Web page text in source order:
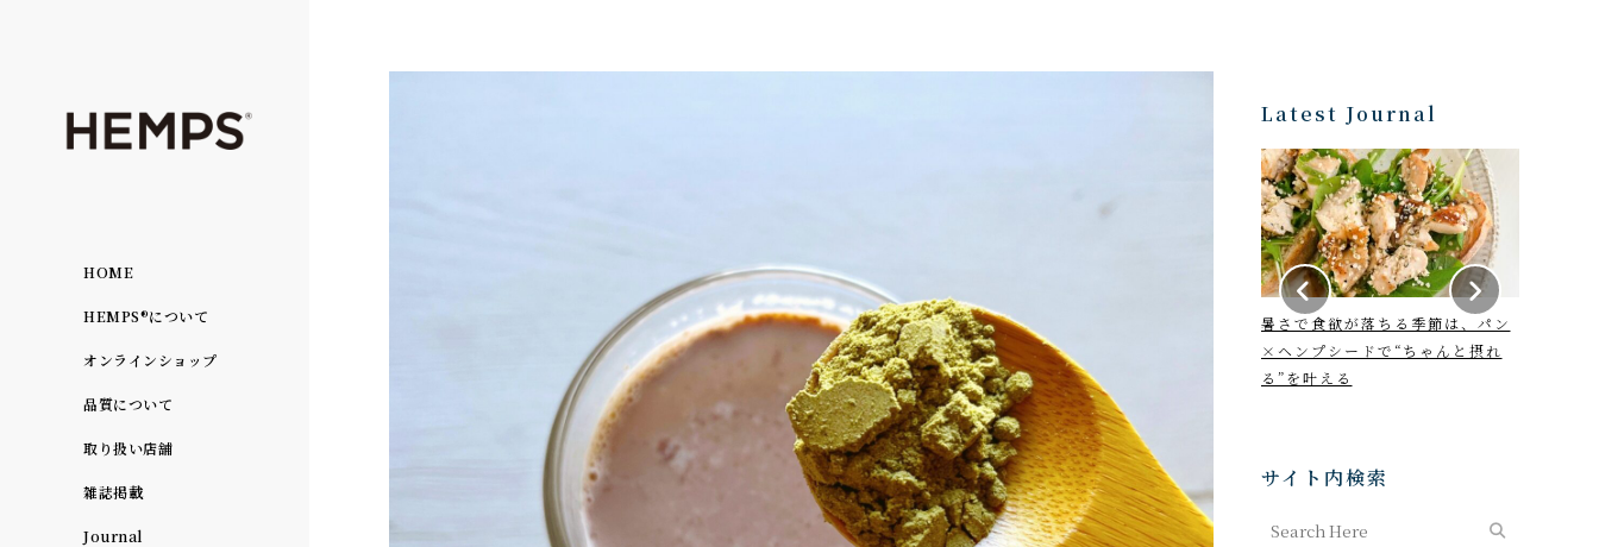
HOME
HEMPS®について
オンラインショップ
品質について
取り扱い店舗
雑誌掲載
Journal
Latest Journal
2026年6月21日～7月22日
Monthly horoscope
暑さで食欲が落ちる季節は、パン
×ヘンプシードで“ちゃんと摂れ
る”を叶える
サイト内検索